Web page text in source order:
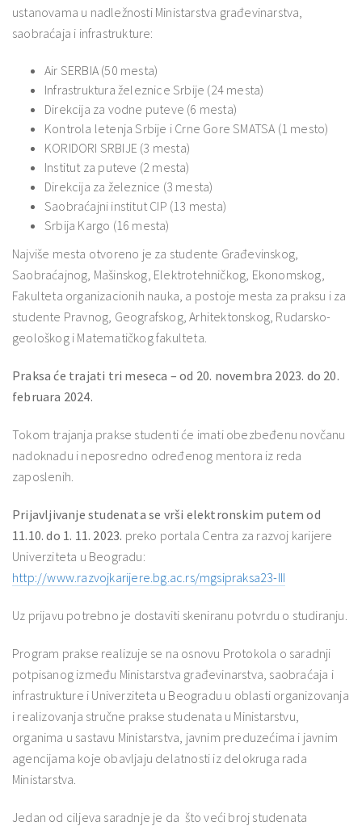
ustanovama u nadležnosti Ministarstva građevinarstva,
saobraćaja i infrastrukture:
Air SERBIA (50 mesta)
Infrastruktura železnice Srbije (24 mesta)
Direkcija za vodne puteve (6 mesta)
Kontrola letenja Srbije i Crne Gore SMATSA (1 mesto)
KORIDORI SRBIJE (3 mesta)
Institut za puteve (2 mesta)
Direkcija za železnice (3 mesta)
Saobraćajni institut CIP (13 mesta)
Srbija Kargo (16 mesta)
Najviše mesta otvoreno je za studente Građevinskog,
Saobraćajnog, Mašinskog, Elektrotehničkog, Ekonomskog,
Fakulteta organizacionih nauka, a postoje mesta za praksu i za
studente Pravnog, Geografskog, Arhitektonskog, Rudarsko-
geološkog i Matematičkog fakulteta.
Praksa će trajati tri meseca – od 20. novembra 2023. do 20.
februara 2024.
Tokom trajanja prakse studenti će imati obezbeđenu novčanu
nadoknadu i neposredno određenog mentora iz reda
zaposlenih.
Prijavljivanje studenata se vrši elektronskim putem od
11.10. do 1. 11. 2023. preko portala Centra za razvoj karijere
Univerziteta u Beogradu:
http://www.razvojkarijere.bg.ac.rs/mgsipraksa23-III
Uz prijavu potrebno je dostaviti skeniranu potvrdu o studiranju.
Program prakse realizuje se na osnovu Protokola o saradnji
potpisanog između Ministarstva građevinarstva, saobraćaja i
infrastrukture i Univerziteta u Beogradu u oblasti organizovanja
i realizovanja stručne prakse studenata u Ministarstvu,
organima u sastavu Ministarstva, javnim preduzećima i javnim
agencijama koje obavljaju delatnosti iz delokruga rada
Ministarstva.
Jedan od ciljeva saradnje je da što veći broj studenata